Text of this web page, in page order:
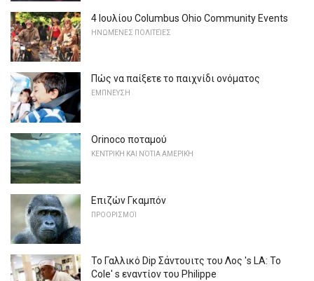
4 Ιουλίου Columbus Ohio Community Events
ΗΝΩΜΈΝΕΣ ΠΟΛΙΤΕΊΕΣ
Πώς να παίξετε το παιχνίδι ονόματος
ΕΜΠΝΕΥΣΗ
Orinoco ποταμού
ΚΕΝΤΡΙΚΉ ΚΑΙ ΝΌΤΙΑ ΑΜΕΡΙΚΉ
Επιζών Γκαμπόν
ΠΡΟΟΡΙΣΜΟΊ
Το Γαλλικό Dip Σάντουιτς του Λος 's LA: Το
Cole' s εναντίον του Philippe